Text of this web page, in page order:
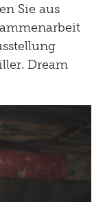
Sie aus
Dream